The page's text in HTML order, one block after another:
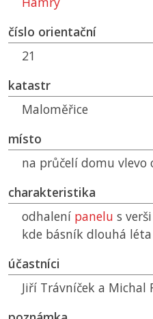
číslo orientační
21
katastr
Maloměřice
místo
na průčelí domu vlevo
charakteristika
odhalení panelu s verši
kde básník dlouhá
účastníci
Jiří Trávníček a